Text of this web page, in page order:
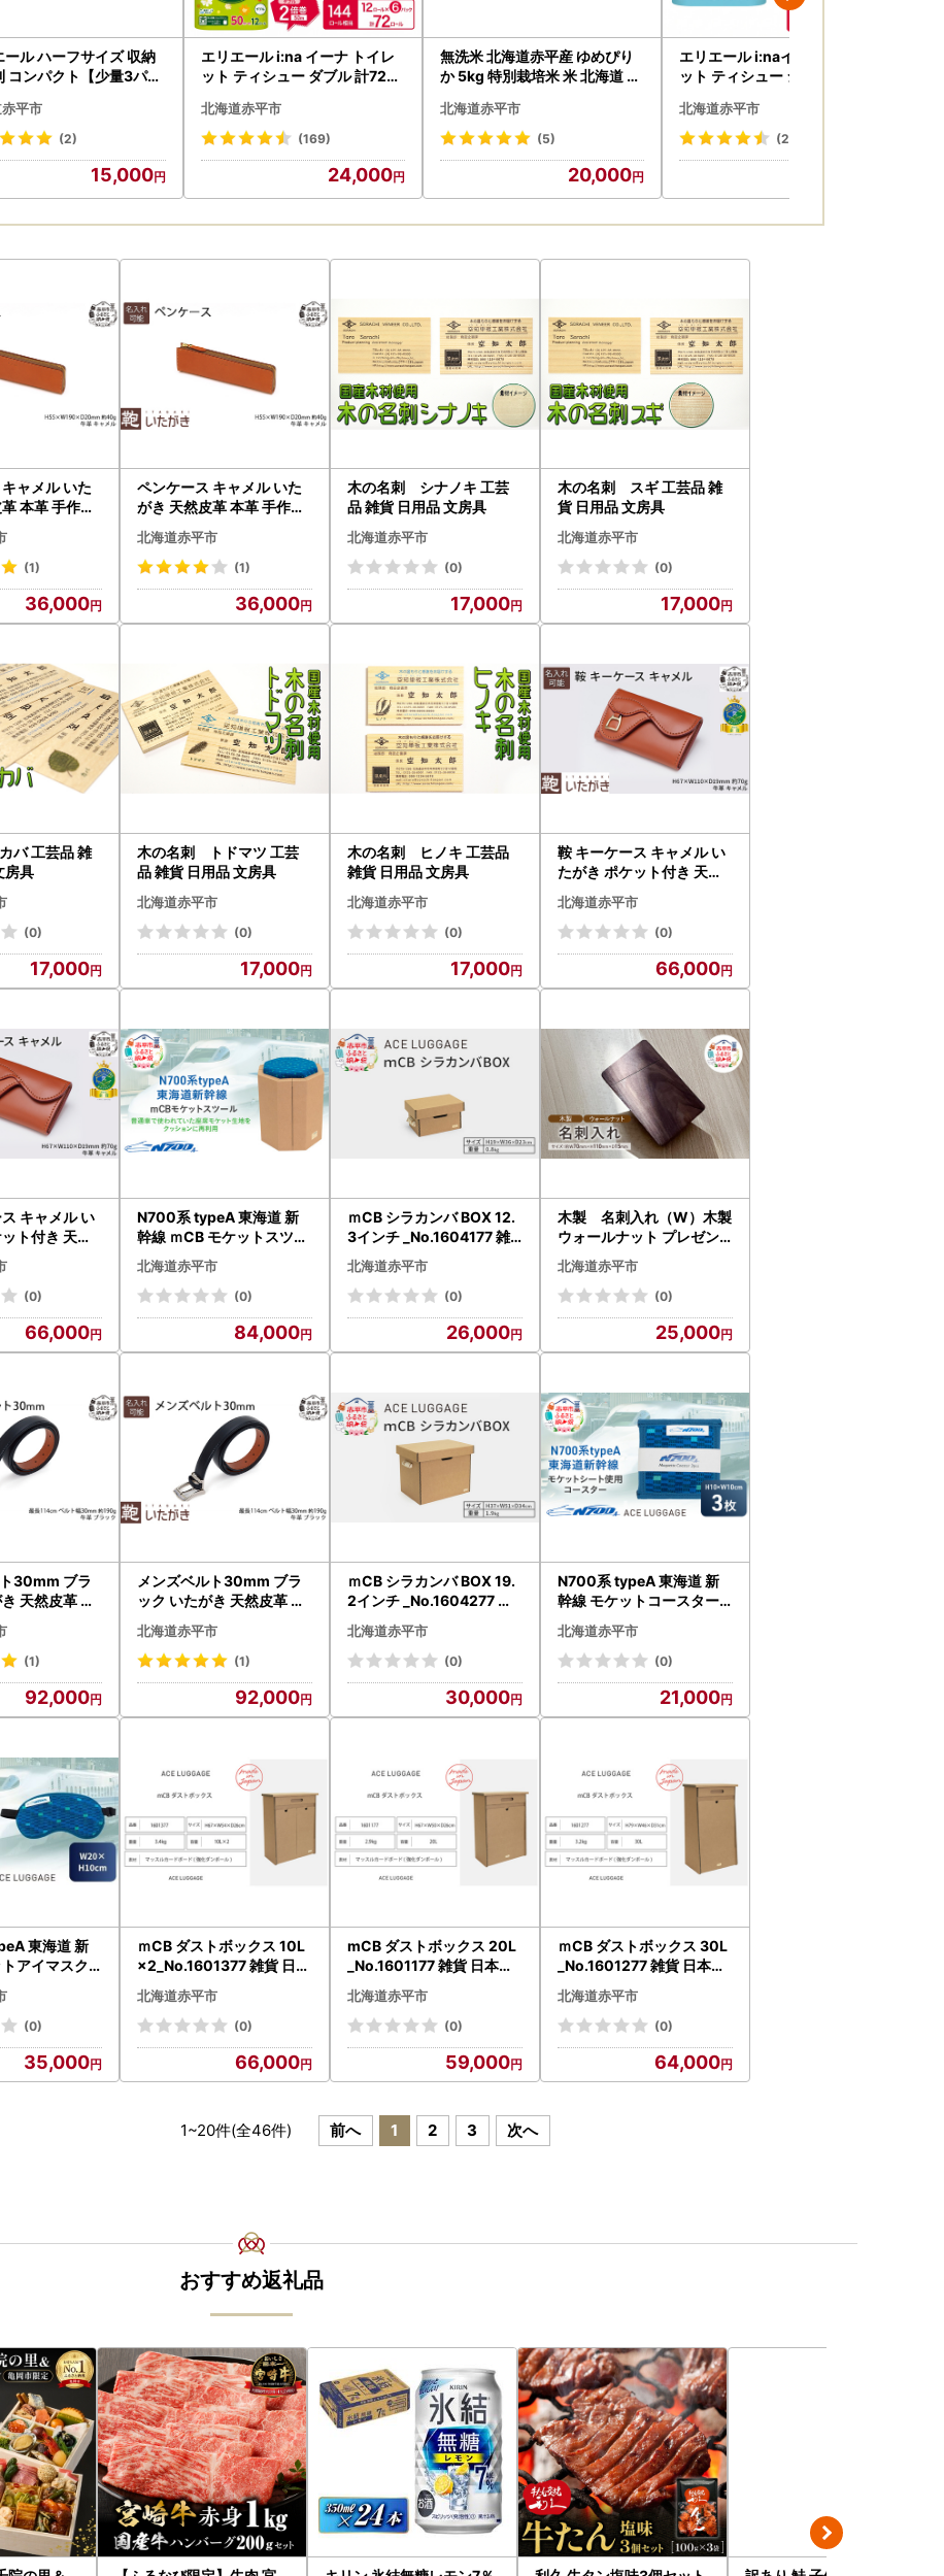
生産者または、配送専門事業者からお届けいたします。
日は、あくまで目安です。
お申込いただいた場合でも、発送の準備の状況により、別々に配送される場合がございます。
損の状態で届いた場合は、配送業者までご連絡ください。
るお礼の品の破損および発送ミスがありました場合のみ。
等については打合せさせていただきます。
次のような場合には、画像をご用意の上、お電話もしくはメールにてお問い合わせください。
まれたお礼の品と届いたお礼の品が異なっていた場合
品が破損している場合
等については個別にご相談させていただきます。
発送につきましてのご要望は、応援メッセージ欄の中にご記載をお願い致します。
ール ハーフサイズ 収納
コンパクト【少量3パッ
吸水力が2倍 トイレッ
ー ダブル 25m 12R 3
最短配送 防災 常備品 備
平市
(2)
15,000
エリエール i:na イーナ トイレ
ット ティシュー ダブル 計72ロ
北海道赤平市
(169)
24,000
無洗米 北海道赤平産 ゆめぴり
か 5kg 特別栽培米 米 北海道 お
北海道赤平市
(5)
20,000
エリエール i:naイーナ トイレ
ット ティシュー シングル 計72
北海道赤平市
(216)
ャメル いた
本革 手作り
小物 雑貨 日
ァスナー お
贈り物 名入
(1)
36,000
ペンケース キャメル いた
がき 天然皮革 本革 手作り
ファッション小物 雑貨 日
用品 文房具 ファスナー お
しゃれ ギフト 贈り物 名入
れ有
北海道赤平市
(1)
36,000
木の名刺 シナノキ 工芸
品 雑貨 日用品 文房具
北海道赤平市
(0)
17,000
木の名刺 スギ 工芸品 雑
貨 日用品 文房具
北海道赤平市
(0)
17,000
バ 工芸品 雑
房具
(0)
17,000
木の名刺 トドマツ 工芸
品 雑貨 日用品 文房具
北海道赤平市
(0)
17,000
木の名刺 ヒノキ 工芸品
雑貨 日用品 文房具
北海道赤平市
(0)
17,000
鞍 キーケース キャメル い
たがき ポケット付き 天然
皮革 本革 手作り ファッシ
ョン小物 おしゃれ ギフト
贈り物 北海道 赤平 名入れ
有
北海道赤平市
(0)
66,000
キャメル い
ト付き 天然
り ファッシ
ゃれ ギフト
赤平 名入れ
(0)
66,000
N700系 typeA 東海道 新
幹線 ｍCB モケットスツー
ル -N_No.1701577 インテ
リア 強化 ダンボール イス
腰掛け 軽量 エコ アップサ
イクル 再利用 リサイクル
産 日本製
北海道赤平市
(0)
84,000
ｍCB シラカンバ BOX 12.
3インチ _No.1604177 雑
貨 日本製 収納 ボックス 強
化ダンボール採用 小物収
納 インテリア 家具 国産 北
海道 赤平市
北海道赤平市
(0)
26,000
木製 名刺入れ（W）木製
ウォールナット プレゼン
ト 贈り物
北海道赤平市
(0)
25,000
30mm ブラ
天然皮革 本
革 レザー 小物
ファッショ
フト 贈り物
(1)
92,000
メンズベルト30mm ブラ
ック いたがき 天然皮革 本
革 ビジネス 革 レザー 小物
アクセサリー ファッショ
ン おしゃれ ギフト 贈り物
名入れ無
北海道赤平市
(1)
92,000
ｍCB シラカンバ BOX 19.
2インチ _No.1604277 雑
貨 日本製 収納ボックス 強
化ダンボール採用 米袋収
納 小物 収納 インテリア 家
具 国産 北海道 赤平市
北海道赤平市
(0)
30,000
N700系 typeA 東海道 新
幹線 モケットコースター3
pcs_No.8700177 小物 エ
コ アップサイクル 再利用
リサイクル 電車 鉄道 北海
道 赤平市 国産 日本製
北海道赤平市
(0)
21,000
東海道 新
アイマスク_
小物 エコ ア
再利用 リサ
海道 赤
本製
(0)
35,000
ｍCB ダストボックス 10L
×2_No.1601377 雑貨 日本
製 収納 ボックス 強化ダン
ボール採用 小物収納 イン
テリア 家具 国産 北海道 赤
平市
北海道赤平市
(0)
66,000
mCB ダストボックス 20L
_No.1601177 雑貨 日本製
収納 ボックス 強化ダンボ
ール採用 小物収納 インテ
リア 家具 国産 北海道 赤平
市
北海道赤平市
(0)
59,000
ｍCB ダストボックス 30L
_No.1601277 雑貨 日本製
収納 ボックス 強化ダンボ
ール採用 小物収納 インテ
リア 家具 国産 北海道 赤平
市
北海道赤平市
(0)
64,000
1~20件(全46件) 前へ 1 2 3 次へ
おすすめ返礼品